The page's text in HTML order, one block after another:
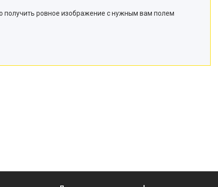
получить ровное изображение с нужным вам полем